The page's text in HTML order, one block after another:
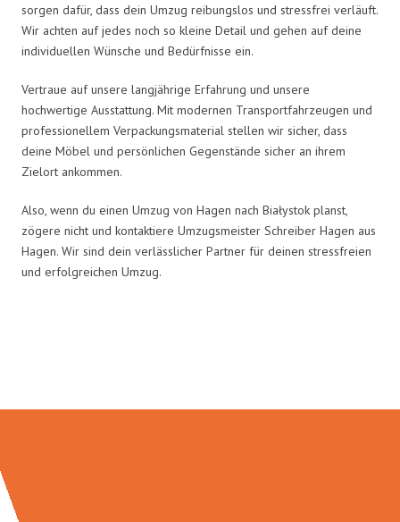
sorgen dafür, dass dein Umzug reibungslos und stressfrei verläuft.
Wir achten auf jedes noch so kleine Detail und gehen auf deine
individuellen Wünsche und Bedürfnisse ein.
Vertraue auf unsere langjährige Erfahrung und unsere
hochwertige Ausstattung. Mit modernen Transportfahrzeugen und
professionellem Verpackungsmaterial stellen wir sicher, dass
deine Möbel und persönlichen Gegenstände sicher an ihrem
Zielort ankommen.
Also, wenn du einen Umzug von Hagen nach Białystok planst,
zögere nicht und kontaktiere Umzugsmeister Schreiber Hagen aus
Hagen. Wir sind dein verlässlicher Partner für deinen stressfreien
und erfolgreichen Umzug.